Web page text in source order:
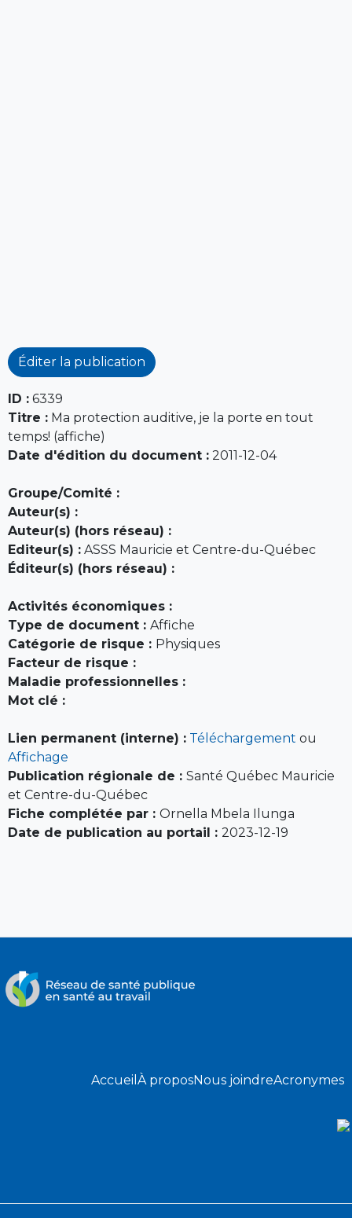
Éditer la publication
ID : 6339
Titre : Ma protection auditive, je la porte en tout
temps! (affiche)
Date d'édition du document : 2011-12-04
Groupe/Comité :
Auteur(s) :
Auteur(s) (hors réseau) :
Editeur(s) : ASSS Mauricie et Centre-du-Québec
Éditeur(s) (hors réseau) :
Activités économiques :
Type de document : Affiche
Catégorie de risque : Physiques
Facteur de risque :
Maladie professionnelles :
Mot clé :
Lien permanent (interne) : Téléchargement ou
Affichage
Publication régionale de : Santé Québec Mauricie
et Centre-du-Québec
Fiche complétée par : Ornella Mbela Ilunga
Date de publication au portail : 2023-12-19
Accueil À proposNous joindreAcronymes